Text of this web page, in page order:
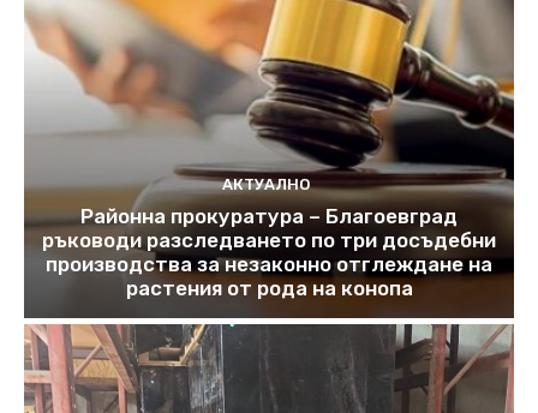
АКТУАЛНО
Районна прокуратура – Благоевград
ръководи разследването по три досъдебни
производства за незаконно отглеждане на
растения от рода на конопа